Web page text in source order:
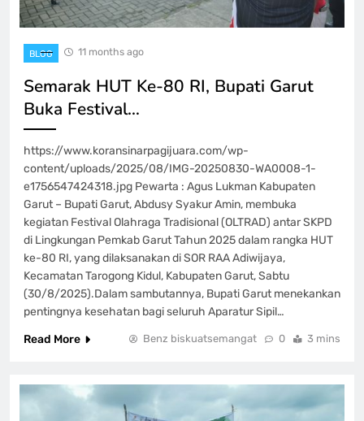
BLOG 11 months ago
‎Semarak HUT Ke-80 RI, Bupati Garut
Buka Festival…
https://www.koransinarpagijuara.com/wp-
content/uploads/2025/08/IMG-20250830-WA0008-1-
e1756547424318.jpg ‎Pewarta : Agus Lukman Kabupaten
Garut – Bupati Garut, Abdusy Syakur Amin, membuka
kegiatan Festival Olahraga Tradisional (OLTRAD) antar SKPD
di Lingkungan Pemkab Garut Tahun 2025 dalam rangka HUT
ke-80 RI, yang dilaksanakan di SOR RAA Adiwijaya,
Kecamatan Tarogong Kidul, Kabupaten Garut, Sabtu
(30/8/2025).‎‎Dalam sambutannya, Bupati Garut menekankan
pentingnya kesehatan bagi seluruh Aparatur Sipil…
Read More
Benz biskuatsemangat 0 3 mins